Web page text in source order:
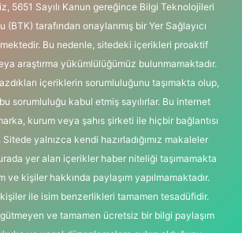
5651 Sayılı Kanun gereğince Bilgi Teknolojileri
(BTK) tarafından onaylanmış bir Yer Sağlayıcı
Bu nedenle, sitedeki içerikleri proaktif
araştırma yükümlülüğümüz bulunmamaktadır.
içeriklerin sorumluluğunu taşımakta olup,
sorumluluğu kabul etmiş sayılırlar. Bu internet
kurum veya şahıs şirketi ile hiçbir bağlantısı
yalnızca kendi hazırladığımız makaleler
yer alan içerikler haber niteliği taşımamakta
ve kişiler hakkında paylaşım yapılmamaktadır.
ile isim benzerlikleri tamamen tesadüfidir.
ve tamamen ücretsiz bir bilgi paylaşım